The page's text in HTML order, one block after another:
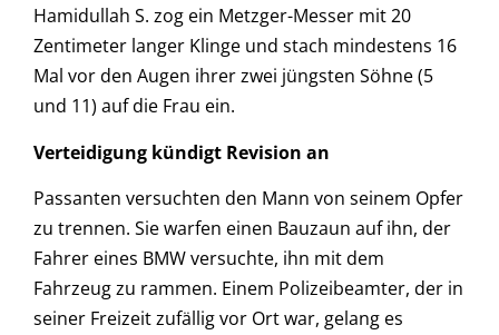
Hamidullah S. zog ein Metzger-Messer mit 20
Zentimeter langer Klinge und stach mindestens 16
Mal vor den Augen ihrer zwei jüngsten Söhne (5
und 11) auf die Frau ein.
Verteidigung kündigt Revision an
Passanten versuchten den Mann von seinem Opfer
zu trennen. Sie warfen einen Bauzaun auf ihn, der
Fahrer eines BMW versuchte, ihn mit dem
Fahrzeug zu rammen. Einem Polizeibeamter, der in
seiner Freizeit zufällig vor Ort war, gelang es